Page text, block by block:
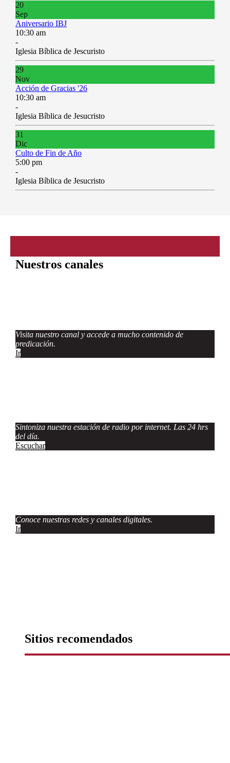
20
Sep
Aniversario IBJ
10:30 am
-
Iglesia Bíblica de Jescuristo
29
Nov
Acción de Gracias '26
10:30 am
-
Iglesia Bíblica de Jesucristo
31
Dic
Culto de Fin de Año
5:00 pm
-
Iglesia Bíblica de Jesucristo
Nuestros canales
Visita nuestro canal y accede a mucho contenido de
predicación.
Ir
Sintoniza nuestra estación de radio por internet. Las 24 hrs
del día.
Escuchar
Conoce nuestras redes y canales digitales.
Ir
Sitios recomendados